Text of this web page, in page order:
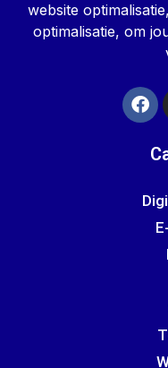
website
optimalisatie, om